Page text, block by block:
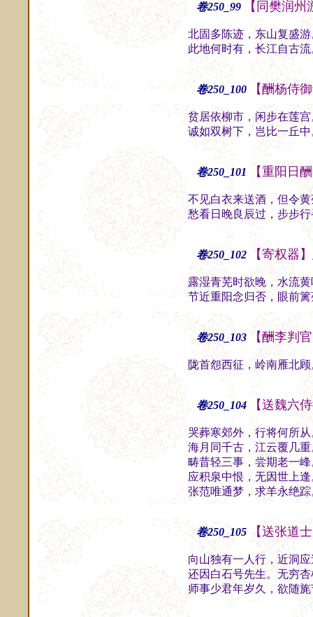
卷250_99 【同樊润
北固多陈迹，东山复盛
此地何时有，长江自古
卷250_100 【酬杨侍
贫居依柳市，闲步在莲
诚如双树下，岂比一丘中
卷250_101 【重阳日
不见白衣来送酒，但令
愁看日晚良辰过，步步
卷250_102 【寄权器】
露湿青芜时欲晚，水流
节近重阳念归否，眼前
卷250_103 【酬李判
陇首怨西征，岭南雁北
卷250_104 【送魏六
哭葬寒郊外，行将何所
海月同千古，江云覆几
畴昔轻三事，尝期老一
应积泉中恨，无因世上
张范唯通梦，求羊永绝
卷250_105 【送张道
向山独有一人行，近洞
还因白石号先生。无穷
师事少君年岁久，欲随